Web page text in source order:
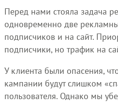
Перед нами стояла задача
одновременно две
подписчиков и на сайт.
подписчики, но трафик на
У клиента были опасения,
кампании будут слишком
пользователя. Однако мы